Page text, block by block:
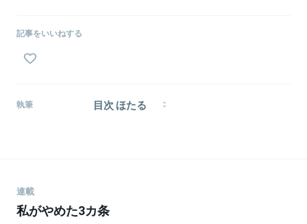
記事をいいねする
執筆 目次 ほたる
保護猫活動を行っており、自宅では保護猫4匹と同居
中。
連載
私がやめた3カ条